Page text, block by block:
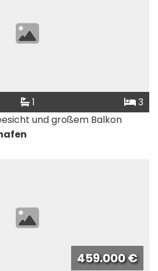
1
3
und großem Balkon
459.000 €